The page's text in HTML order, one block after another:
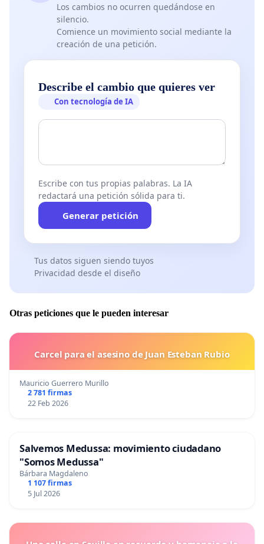
Los cambios no ocurren quedándose en
silencio.
Comience un movimiento social mediante la
creación de una petición.
Describe el cambio que quieres ver
Con tecnología de IA
Escribe con tus propias palabras. La IA
redactará una petición sólida para ti.
Generar petición
Tus datos siguen siendo tuyos
Privacidad desde el diseño
Otras peticiones que le pueden interesar
Carcel para el asesino de Juan Esteban Rubio
Mauricio Guerrero Murillo
2 781 firmas
22 Feb 2026
Salvemos Medussa: movimiento ciudadano
"Somos Medussa"
Bárbara Magdaleno
1 107 firmas
5 Jul 2026